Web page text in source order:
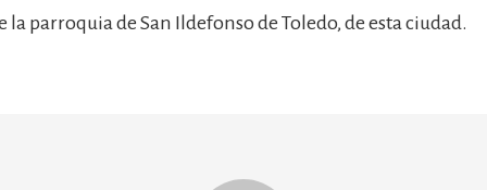
la parroquia de San Ildefonso de Toledo, de esta ciudad.